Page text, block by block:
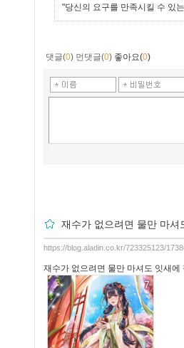
"당신의 요구를 만족시킬 수 있
댓글(0) 먼댓글(0) 좋아요(0)
재수가 없으려면 물만 마셔
https://blog.aladin.co.kr/723325123/
재수가 없으려면 물만 마셔도 잇새에